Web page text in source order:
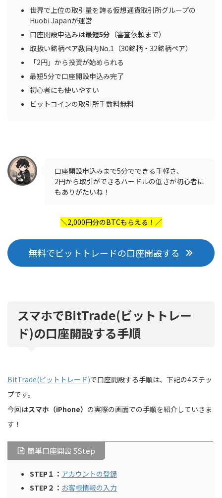
世界で上位の取引量を誇る仮想通貨取引所グループの
Huobi Japanが運営
口座開設申込みは最短5分 （審査依頼まで）
取扱い銘柄ペア数国内No.1（30銘柄・32銘柄ペア）
「2円」から投資が始められる
最短5分で口座開設申込み完了
初心者にも使いやすい
ビットコインの取引所手数料無料
口座開設申込みまで5分でできる手軽さ、
2円から取引ができるハードルの低さが初心者に
もありがたいね！
＼2,000円分のBTCもらえる！／
無料でビットトレードの口座開設する
スマホでBitTrade(ビットトレー
ド)の口座開設する手順
BitTrade(ビットトレード)で口座開設する手順は、下記の4ステッ
プです。
今回はスマホ（iPhone） の実際の画面での手順を紹介していきま
す！
簡単口座開設 5Step
STEP１： アカウントの登録
STEP２： お客様情報の入力